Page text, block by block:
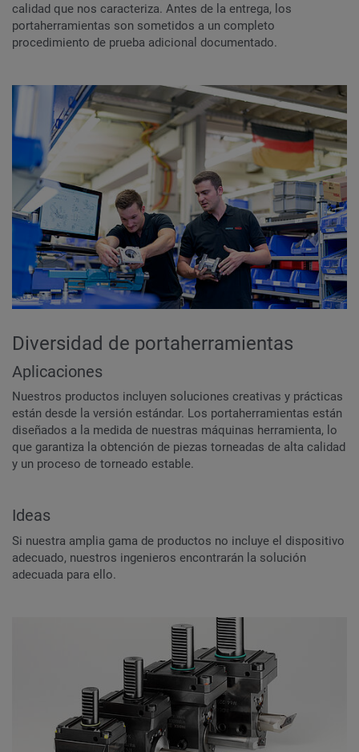
calidad que nos caracteriza. Antes de la entrega, los
portaherramientas son sometidos a un completo
procedimiento de prueba adicional documentado.
Diversidad de portaherramientas
Aplicaciones
Nuestros productos incluyen soluciones creativas y prácticas
están desde la versión estándar. Los portaherramientas están
diseñados a la medida de nuestras máquinas herramienta, lo
que garantiza la obtención de piezas torneadas de alta calidad
y un proceso de torneado estable.
Ideas
Si nuestra amplia gama de productos no incluye el dispositivo
adecuado, nuestros ingenieros encontrarán la solución
adecuada para ello.